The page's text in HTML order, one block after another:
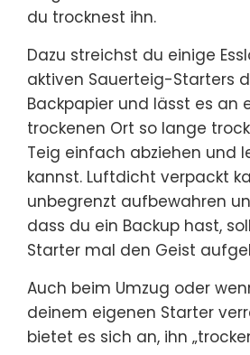
du trocknest ihn.
Dazu streichst du einige
aktiven Sauerteig-Starters
Backpapier und lässt es an
trockenen Ort so lange
Teig einfach abziehen und
kannst. Luftdicht verpackt
unbegrenzt aufbewahren
dass du ein Backup hast,
Starter mal den Geist
Auch beim Umzug oder
deinem eigenen Starter
bietet es sich an, ihn